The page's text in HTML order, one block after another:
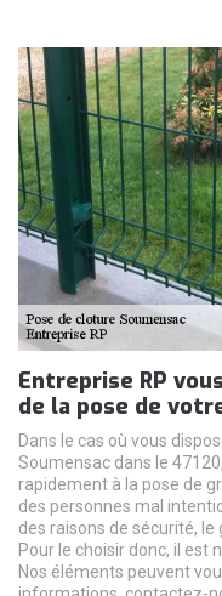
Entreprise RP
de la pose de
Dans le cas où vous
Soumensac dans le
rapidement à la pose de
des personnes mal
des raisons de sécurité,
Pour le choisir donc, il est
Nos éléments peuvent